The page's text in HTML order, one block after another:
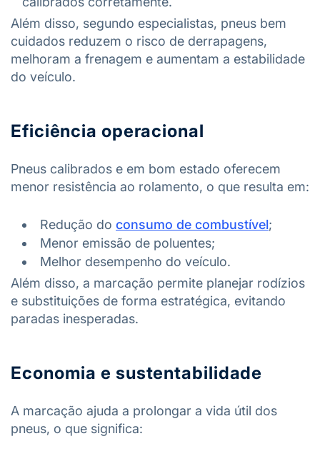
Além disso, segundo especialistas, pneus bem
cuidados reduzem o risco de derrapagens,
melhoram a frenagem e aumentam a estabilidade
do veículo.
Eficiência operacional
Pneus calibrados e em bom estado oferecem
menor resistência ao rolamento, o que resulta em:
Redução do consumo de combustível;
Menor emissão de poluentes;
Melhor desempenho do veículo.
Além disso, a marcação permite planejar rodízios
e substituições de forma estratégica, evitando
paradas inesperadas.
Economia e sustentabilidade
A marcação ajuda a prolongar a vida útil dos
pneus, o que significa: